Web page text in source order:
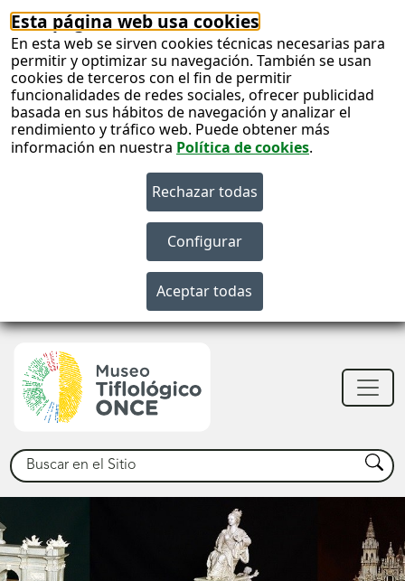
Esta página web usa cookies
En esta web se sirven cookies técnicas necesarias para
permitir y optimizar su navegación. También se usan
cookies de terceros con el fin de permitir
funcionalidades de redes sociales, ofrecer publicidad
basada en sus hábitos de navegación y analizar el
rendimiento y tráfico web. Puede obtener más
información en nuestra Política de cookies.
Buscar Buscar